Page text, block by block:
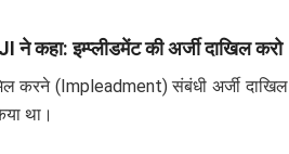
ने कहा: इम्प्लीडमेंट की अर्जी दाखिल करो
करने (Impleadment) संबंधी अर्जी
था।